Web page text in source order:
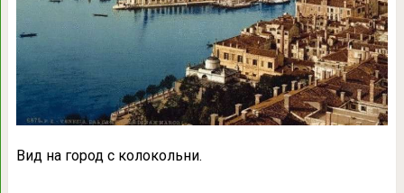
Вид на город с колокольни.